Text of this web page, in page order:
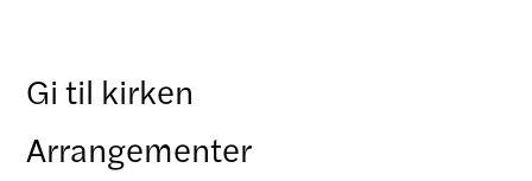
Gi til kirken
Arrangementer